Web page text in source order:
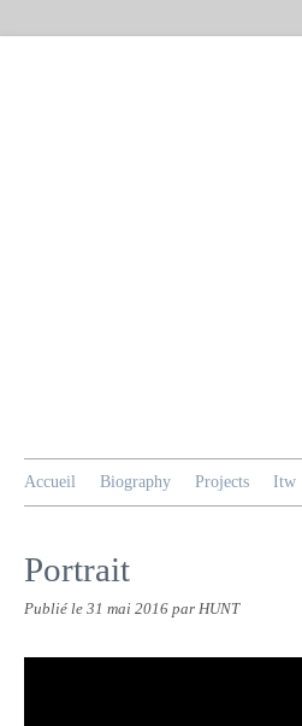
Accueil Biography Projects Itw
Portrait
Publié le 31 mai 2016 par HUNT